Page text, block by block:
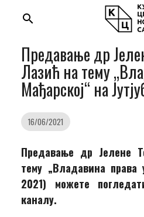
search
Предавање др
Лазић на тему
Мађарској“ на
16/06/2021
Предавање др Јелене
тему „Владавина права
2021) можете
каналу.